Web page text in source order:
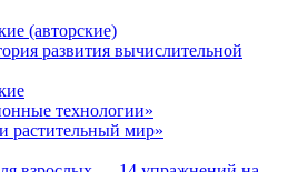
(авторские)
развития вычислительной
технологии»
растительный мир»